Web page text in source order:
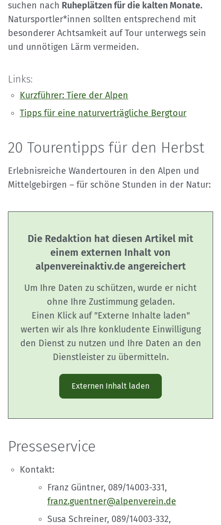
suchen nach Ruheplätzen für die kalten Monate.
Natursportler*innen sollten entsprechend mit
besonderer Achtsamkeit auf Tour unterwegs sein
und unnötigen Lärm vermeiden.
Links:
Kurzführer: Tiere der Alpen
Tipps für eine naturverträgliche Bergtour
20 Tourentipps für den Herbst
Erlebnisreiche Wandertouren in den Alpen und
Mittelgebirgen – für schöne Stunden in der Natur:
Die Redaktion hat diesen Artikel mit
einem externen Inhalt von
alpenvereinaktiv.de angereichert
Um Ihre Daten zu schützen, wurde er nicht
ohne Ihre Zustimmung geladen.
Einen Klick auf "Externe Inhalte laden"
werten wir als Ihre konkludente Einwilligung
den Dienst zu nutzen und Ihre Daten an den
Dienstleister zu übermitteln.
Externen Inhalt laden
Presseservice
Kontakt:
Franz Güntner, 089/14003-331,
franz.guentner@alpenverein.de
Susa Schreiner, 089/14003-332,